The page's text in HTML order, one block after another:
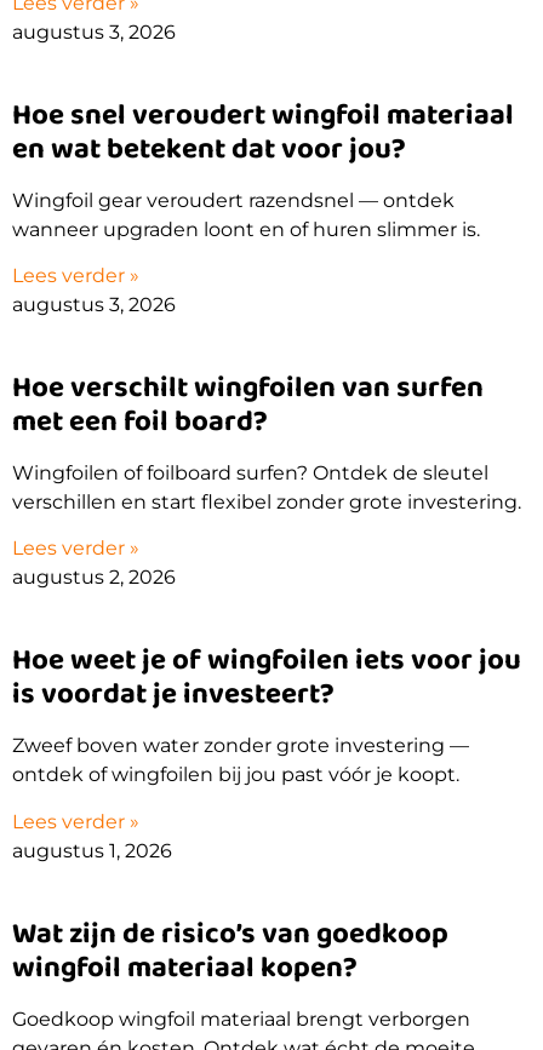
augustus 3, 2026
Hoe snel veroudert wingfoil materiaal
en wat betekent dat voor jou?
Wingfoil gear veroudert razendsnel — ontdek
wanneer upgraden loont en of huren slimmer is.
Lees verder »
augustus 3, 2026
Hoe verschilt wingfoilen van surfen
met een foil board?
Wingfoilen of foilboard surfen? Ontdek de sleutel
verschillen en start flexibel zonder grote investering.
Lees verder »
augustus 2, 2026
Hoe weet je of wingfoilen iets voor jou
is voordat je investeert?
Zweef boven water zonder grote investering —
ontdek of wingfoilen bij jou past vóór je koopt.
Lees verder »
augustus 1, 2026
Wat zijn de risico’s van goedkoop
wingfoil materiaal kopen?
Goedkoop wingfoil materiaal brengt verborgen